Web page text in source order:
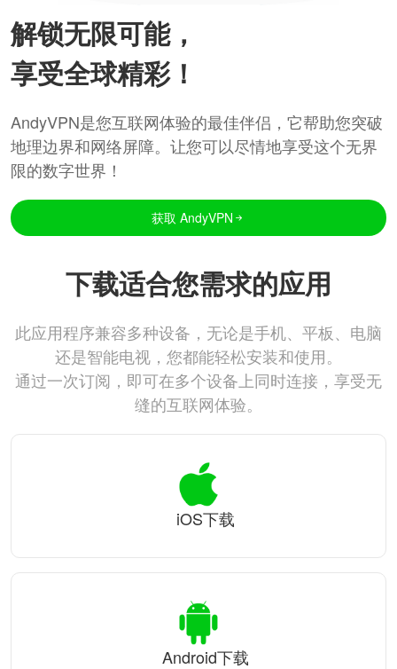
解锁无限可能，
享受全球精彩！
AndyVPN是您互联网体验的最佳伴侣，它帮助您突破
地理边界和网络屏障。让您可以尽情地享受这个无界
限的数字世界！
获取 AndyVPN
下载适合您需求的应用
此应用程序兼容多种设备，无论是手机、平板、电脑
还是智能电视，您都能轻松安装和使用。
通过一次订阅，即可在多个设备上同时连接，享受无
缝的互联网体验。
iOS下载
Android下载